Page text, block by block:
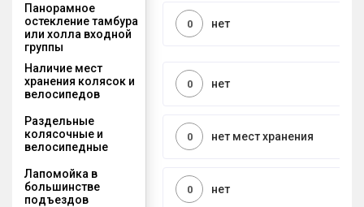
Панорамное
остекление тамбура
или холла входной
группы
нет
0
Наличие мест
хранения колясок и
велосипедов
нет
0
Раздельные
колясочные и
велосипедные
нет мест хранения
0
Лапомойка в
большинстве
подъездов
нет
0